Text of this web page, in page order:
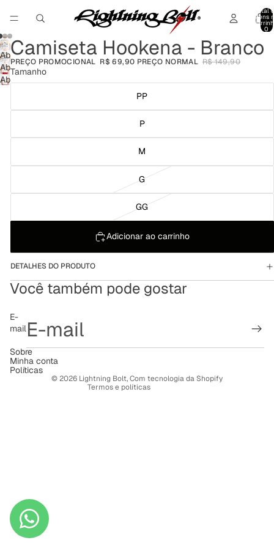
Total
itens
0
Abrir
imagem
em
Abrir
imagem
cheia
Abrir
tela
Camiseta Hookena - Branco
PREÇO PROMOCIONAL R$ 69,90 PREÇO NORMAL R$ 149,90
Tamanho
PP
P
M
G
GG
Adicionar ao carrinho
DETALHES DO PRODUTO
Você também pode gostar
E-
mail
Sobre
Minha conta
Políticas
© 2026 Lightning Bolt,Com tecnologia da Shopify
Termos e políticas
Política de privacidade
Termos de serviço
Política de frete